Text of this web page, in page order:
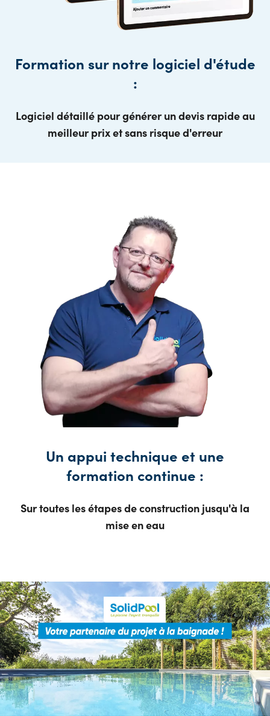
Formation sur notre logiciel d'étude
:
Logiciel détaillé pour générer un devis rapide au
meilleur prix et sans risque d'erreur
Un appui technique et une
formation continue :
Sur toutes les étapes de construction jusqu'à la
mise en eau